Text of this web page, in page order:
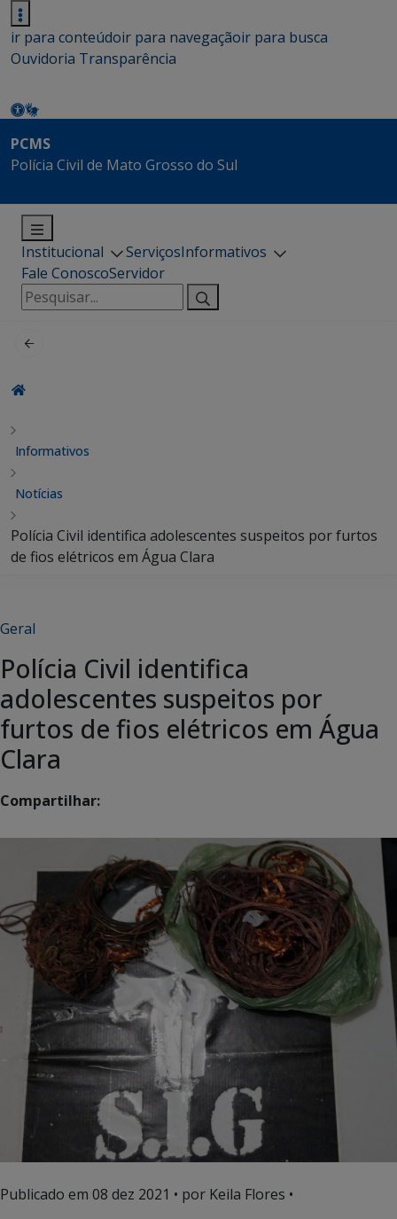
ir para conteúdoir para navegaçãoir para busca
Ouvidoria Transparência
PCMS
Polícia Civil de Mato Grosso do Sul
Institucional ServiçosInformativos
Fale ConoscoServidor
Pesquisar
por:
Informativos
Notícias
Polícia Civil identifica adolescentes suspeitos por furtos
de fios elétricos em Água Clara
Geral
Polícia Civil identifica
adolescentes suspeitos por
furtos de fios elétricos em Água
Clara
Compartilhar:
Publicado em 08 dez 2021 • por Keila Flores •